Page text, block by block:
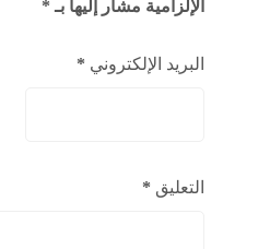
الإلزامية مشار إليها بـ *
البريد الإلكتروني *
التعليق *